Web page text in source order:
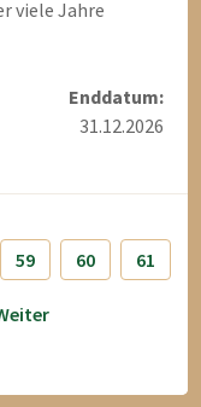
viele Jahre
Enddatum:
31.12.2026
59 60 61